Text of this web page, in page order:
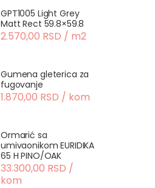
GPT1005 Light Grey
Matt Rect 59.8×59.8
2.570,00 RSD / m2
Gumena gleterica za
fugovanje
1.870,00 RSD / kom
Ormarić sa
umivaonikom EURIDIKA
65 H PINO/OAK
33.300,00 RSD /
kom